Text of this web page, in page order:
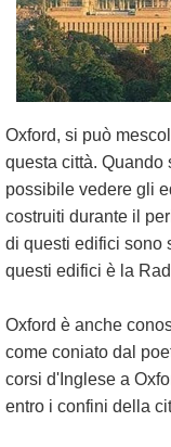
Oxford, si può
questa città. Quando
possibile vedere gli
costruiti durante il
di questi edifici sono
questi edifici è la
Oxford è anche
come coniato dal
corsi d'Inglese a
entro i confini della